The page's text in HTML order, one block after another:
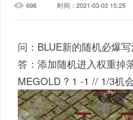
698 时间：2021-03-03 15:25
问：BLUE新的随机必爆
答：添加随机进入权重掉
MEGOLD ? 1 -1 // 1/3机